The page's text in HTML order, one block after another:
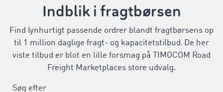
Indblik i fragtbørsen
Find lynhurtigt passende ordrer blandt fragtbørsens op
til 1 million daglige fragt- og kapacitetstilbud. De her
viste tilbud er blot en lille forsmag på TIMOCOM Road
Freight Marketplaces store udvalg.
Søg efter